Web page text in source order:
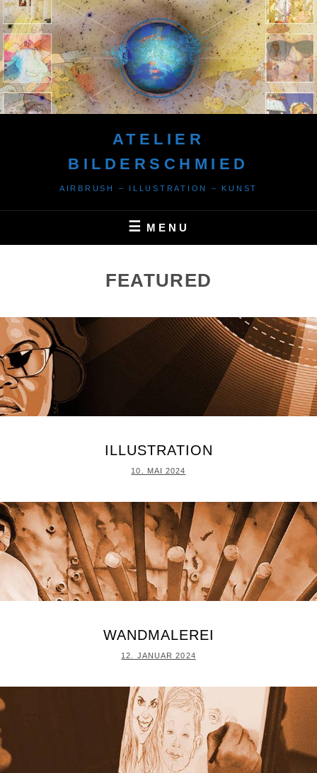
Skip
to
content
ATELIER
BILDERSCHMIED
AIRBRUSH – ILLUSTRATION – KUNST
MENU
FEATURED
ILLUSTRATION
POSTED
10. MAI 2024
WANDMALEREI
POSTED
12. JANUAR 2024